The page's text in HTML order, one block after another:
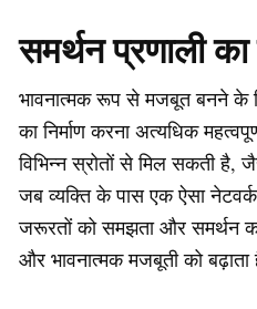
समर्थन प्रणाली का
भावनात्मक रूप से मजबूत बनने के
का निर्माण करना अत्यधिक
विभिन्न स्रोतों से मिल सकती है,
जब व्यक्ति के पास एक ऐसा
जरूरतों को समझता और समर्थन
और भावनात्मक मजबूती को बढ़ाता